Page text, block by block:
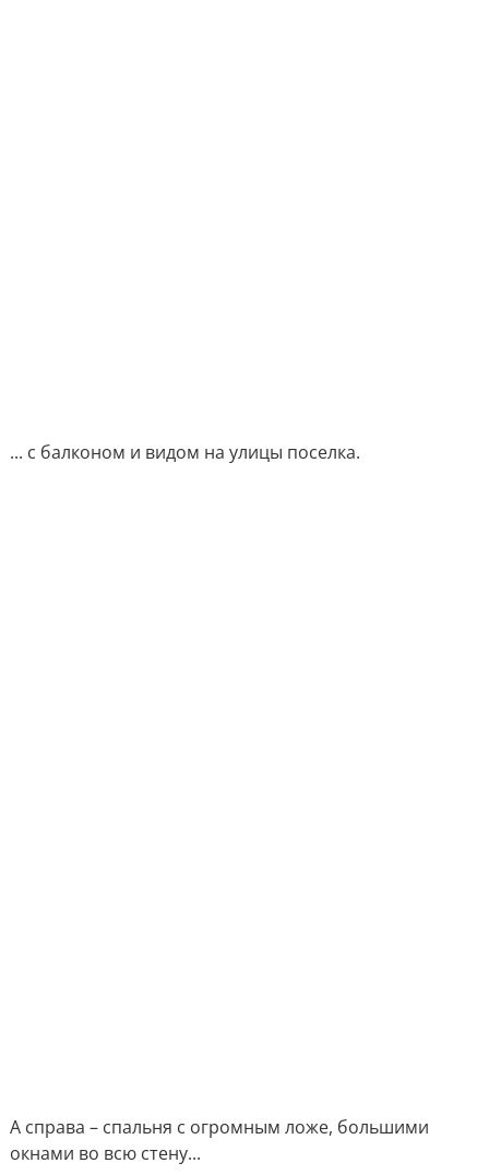
... с балконом и видом на улицы поселка.
А справа – спальня с огромным ложе, большими
окнами во всю стену...